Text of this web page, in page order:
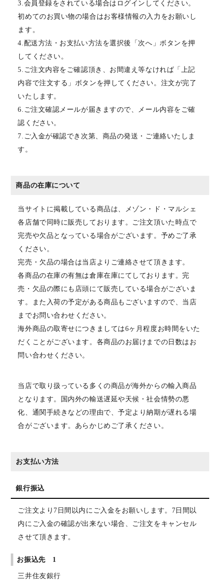
3.会員登録をされている場合はログインしてください。
初めてのお買い物の場合はお客様情報の入力をお願いし
ます。
4.配送方法・お支払い方法を選択後「次へ」ボタンを押
してください。
5.ご注文内容をご確認頂き、お間違え等なければ「上記
内容で注文する」ボタンを押してください。注文が完了
いたします。
6.ご注文確認メールが届きますので、メール内容をご確
認ください。
7.ご入金が確認でき次第、商品の発送・ご連絡いたしま
す。
商品の在庫について
当サイトに掲載している商品は、メゾン・ド・マルシェ
各店舗で同時に販売しております。ご注文頂いた時点で
完売や欠品となっている場合がございます。予めご了承
ください。
完売・欠品の場合は当店よりご連絡させて頂きます。
各商品の在庫の有無は倉庫在庫にてしております。完
売・欠品の際にも店頭にて販売している場合がございま
す。また入荷の予定がある商品もございますので、当店
までお問い合わせください。
海外商品の取寄せにつきましては6ヶ月程度お時間をいた
だくことがございます。各商品のお届けまでの日数はお
問い合わせください。
当店で取り扱っている多くの商品が海外からの輸入商品
となります。国内外の輸送遅延や天候・社会情勢の悪
化、通関手続きなどの理由で、予定より納期が遅れる場
合がございます。あらかじめご了承ください。
お支払い方法
銀行振込
ご注文より7日間以内にご入金をお願いします。7日間以
内にご入金の確認が出来ない場合、ご注文をキャンセル
させて頂きます。
お振込先 1
三井住友銀行